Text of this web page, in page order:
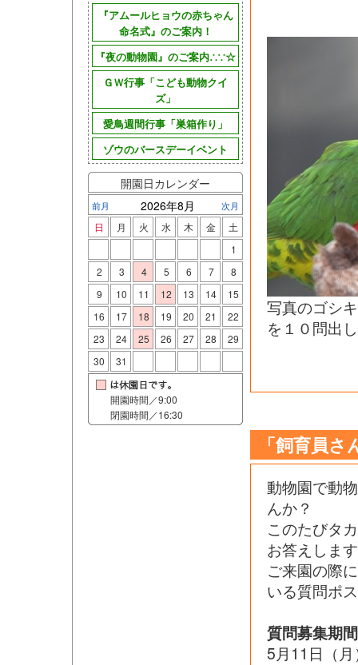
『アムールヒョウの赤ちゃん
命名式』のご案内！
『夜の動物園』のご案内∴∵☆
ＧＷ行事「こども動物クイ
ズ」
愛鳥週間行事「巣箱作り」
ゾウのバースデーイベント
開園日カレンダー
前月 2026年8月 次月
日 月 火 水 木 金
土
1
2
3 4 5 6 7
8
9
10 11 12 13 14
15
16
17 18 19 20 21
22
23
24 25 26 27 28
29
30
31
開園時間／9:00
閉園時間／16:30
写真のゴシ
を１０問出
「飼育員
動物園で動
んか？
このたびタ
お答えしま
ご来園の際
いる質問ポ
質問募集期間
5月11日（